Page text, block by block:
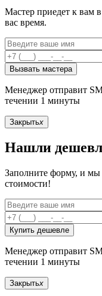
Мастер приедет к вам
вас время.
Вызвать мастера
Менеджер отправит
течении 1 минуты
Закрытьx
Нашли
Заполните форму, и мы
стоимости!
Купить дешевле
Менеджер отправит
течении 1 минуты
Закрытьx